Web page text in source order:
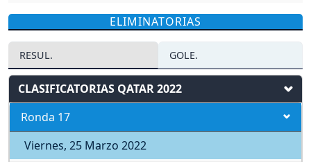
ELIMINATORIAS
RESUL. GOLE.
CLASIFICATORIAS QATAR 2022
Ronda 17
Viernes, 25 Marzo 2022